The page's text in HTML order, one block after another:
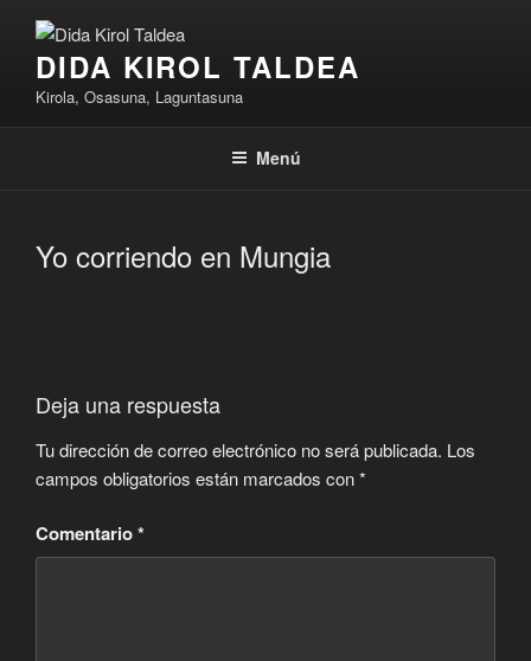
contenidoDIDA KIROL TALDEA
Kirola, Osasuna, Laguntasuna
Menú
Yo corriendo en Mungia
Deja una respuesta
Tu dirección de correo electrónico no será publicada. Los
campos obligatorios están marcados con*
Comentario*